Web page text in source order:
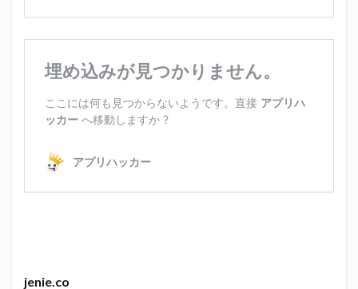
jenie.co